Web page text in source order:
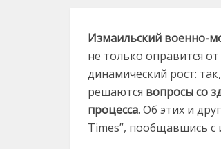
Измаильский военно-
не только оправится
динамический рост:
решаются вопросы со
процесса. Об этих и
Times”, пообщавшись